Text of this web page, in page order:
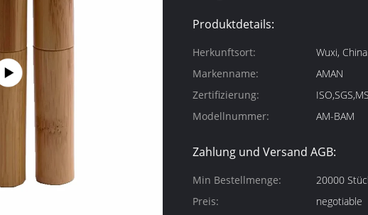
Produktdetails:
Herkunftsort:
Wuxi, China
Markenname:
AMAN
Zertifizierung:
Modellnummer:
AM-BAM
Zahlung und Versand AGB:
Min Bestellmenge:
20000
Preis:
negotiable